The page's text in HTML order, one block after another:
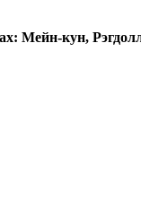
Мейн-кун,